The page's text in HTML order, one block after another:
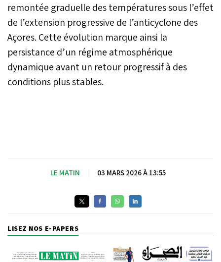
remontée graduelle des températures sous l’effet
de l’extension progressive de l’anticyclone des
Açores. Cette évolution marque ainsi la
persistance d’un régime atmosphérique
dynamique avant un retour progressif à des
conditions plus stables.
LE MATIN 03 MARS 2026 À 13:55
LISEZ NOS E-PAPERS